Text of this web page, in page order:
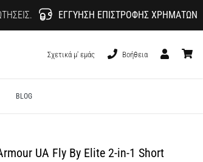
ΕΓΓΎΗΣΗ ΕΠΙΣΤΡΟΦΉΣ ΧΡΗΜΆΤΩΝ
Σχετικά μ' εμάς
Βοήθεια
BLOG
UA Fly By Elite 2-in-1 Short